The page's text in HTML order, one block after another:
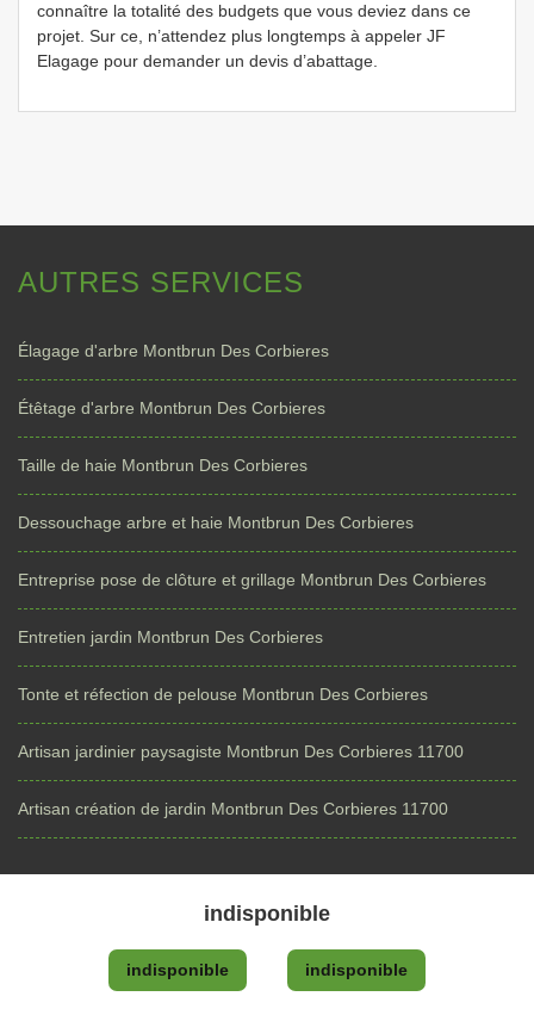
connaître la totalité des budgets que vous deviez dans ce
projet. Sur ce, n’attendez plus longtemps à appeler JF
Elagage pour demander un devis d’abattage.
AUTRES SERVICES
Élagage d'arbre Montbrun Des Corbieres
Étêtage d'arbre Montbrun Des Corbieres
Taille de haie Montbrun Des Corbieres
Dessouchage arbre et haie Montbrun Des Corbieres
Entreprise pose de clôture et grillage Montbrun Des Corbieres
Entretien jardin Montbrun Des Corbieres
Tonte et réfection de pelouse Montbrun Des Corbieres
Artisan jardinier paysagiste Montbrun Des Corbieres 11700
Artisan création de jardin Montbrun Des Corbieres 11700
indisponible
indisponible indisponible